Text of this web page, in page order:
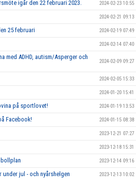
igår den 22 februari 2023. 2024-02-23 10:55
2024-02-21 09:13
25 februari 2024-02-19 07:49
2024-02-14 07:40
med ADHD, autism/Asperger och
2024-02-09 09:27
2024-02-05 15:33
2024-01-20 15:41
på sportlovet! 2024-01-19 13:53
Facebook! 2024-01-15 08:38
2023-12-21 07:27
2023-12-18 15:31
2023-12-14 09:16
jul - och nyårshelgen 2023-12-13 10:02